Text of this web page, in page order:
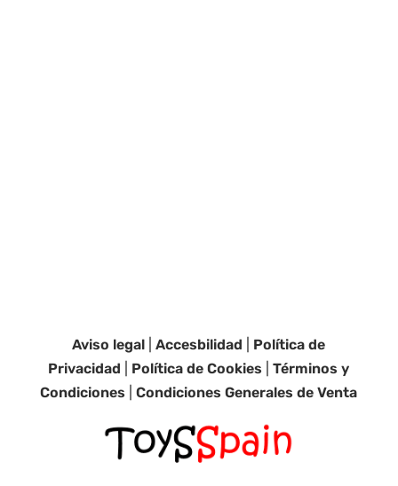
Aviso legal |Accesbilidad
Política de
Privacidad
Política de Cookies |Términos y
Condiciones |Condiciones Generales de Venta